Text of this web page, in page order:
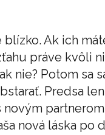
Ak ich
práve kvôli
nie? Potom sa
Predsa
partnerom
nová láska po